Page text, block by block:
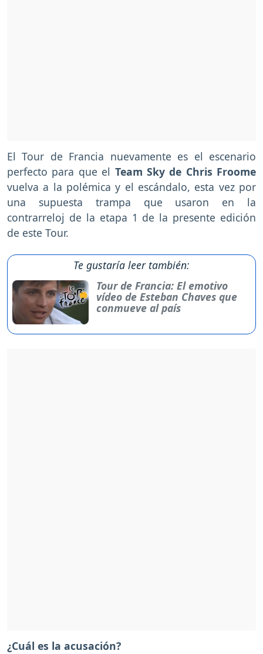
El Tour de Francia nuevamente es el escenario
perfecto para que el Team Sky de Chris Froome
vuelva a la polémica y el escándalo, esta vez por
una supuesta trampa que usaron en la
contrarreloj de la etapa 1 de la presente edición
de este Tour.
Te gustaría leer también:
Tour de Francia: El emotivo
vídeo de Esteban Chaves que
conmueve al país
¿Cuál es la acusación?